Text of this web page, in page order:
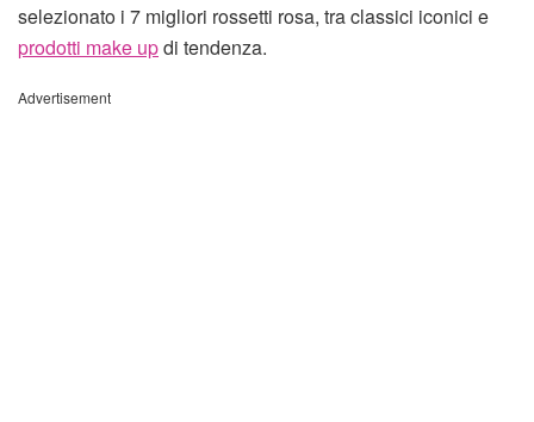
selezionato i 7 migliori rossetti rosa, tra classici iconici e
prodotti make updi tendenza.
Advertisement